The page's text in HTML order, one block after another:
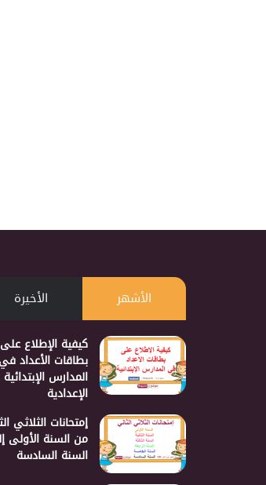
الأشهر الأخيرة
كيفية الإطلاع على
بطاقات الأعداد في
المدارس
الإعدادية
إمتحانات الثلاثي
من السنة الأولى
السنة السادسة